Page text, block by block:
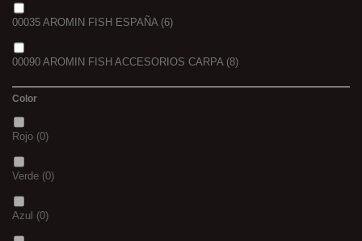
00035 AROMIN FISH ESPAÑA(6)
00090 AROMIN FISH ACCESORIOS CARPA(8)
Color
Rojo (0)
Verde (0)
Azul (0)